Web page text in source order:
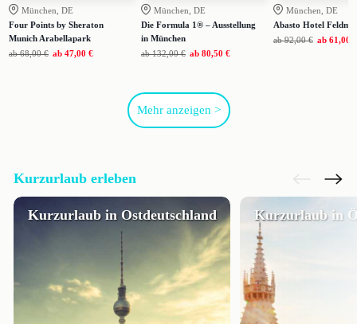
München, DE
Four Points by Sheraton
Munich Arabellapark
ab 68,00 € ab 47,00 €
München, DE
Die Formula 1® – Ausstellung
in München
ab 132,00 € ab 80,50 €
München, DE
Abasto Hotel
ab 92,00 € ab 61,00 €
Mehr anzeigen >
Kurzurlaub erleben
Kurzurlaub in Ostdeutschland Kurzurlaub in